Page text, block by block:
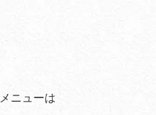
メニューは